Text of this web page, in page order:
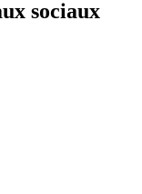
sociaux